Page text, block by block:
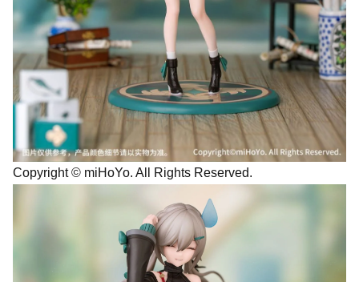
Copyright © miHoYo. All Rights Reserved.